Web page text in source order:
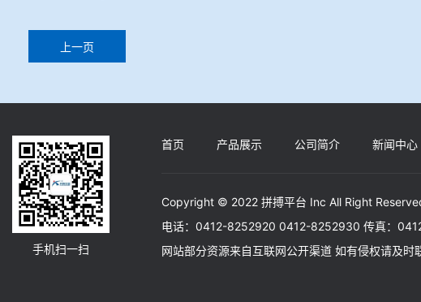
上一页
手机扫一扫
首页 产品展示 公司简介 新闻中心
Copyright © 2022 拼搏平台 Inc All Right
电话：0412-8252920 0412-8252930 传真：
网站部分资源来自互联网公开渠道 如有侵权请